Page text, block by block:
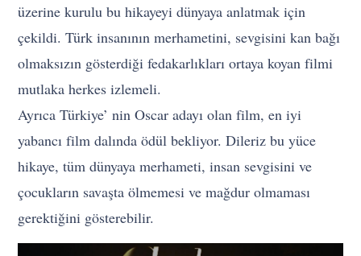
üzerine kurulu bu hikayeyi dünyaya anlatmak için
çekildi. Türk insanının merhametini, sevgisini kan bağı
olmaksızın gösterdiği fedakarlıkları ortaya koyan filmi
mutlaka herkes izlemeli.
Ayrıca Türkiye’ nin Oscar adayı olan film, en iyi
yabancı film dalında ödül bekliyor. Dileriz bu yüce
hikaye, tüm dünyaya merhameti, insan sevgisini ve
çocukların savaşta ölmemesi ve mağdur olmaması
gerektiğini gösterebilir.